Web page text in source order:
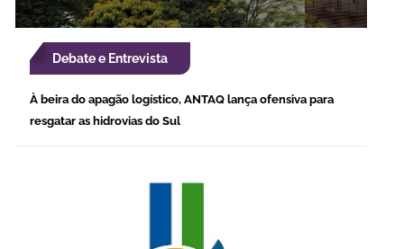
Debate e Entrevista
À beira do apagão logístico, ANTAQ lança ofensiva para
resgatar as hidrovias do Sul